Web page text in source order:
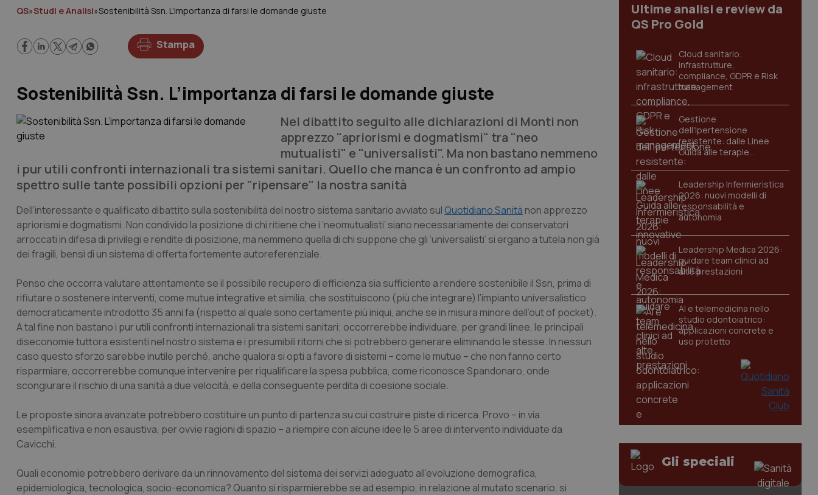
QS»Studi e Analisi»Sostenibilità Ssn. L’importanza di farsi le domande giuste
Stampa
Sostenibilità Ssn. L’importanza di farsi le domande giuste
Nel dibattito seguito alle dichiarazioni di Monti non
apprezzo "apriorismi e dogmatismi" tra "neo
mutualisti" e "universalisti". Ma non bastano nemmeno
i pur utili confronti internazionali tra sistemi sanitari. Quello che manca è un confronto ad ampio
spettro sulle tante possibili opzioni per "ripensare" la nostra sanità
Dell’interessante e qualificato dibattito sulla sostenibilità del nostro sistema sanitario avviato sul Quotidiano Sanità non apprezzo
apriorismi e dogmatismi. Non condivido la posizione di chi ritiene che i ‘neomutualisti’ siano necessariamente dei conservatori
arroccati in difesa di privilegi e rendite di posizione, ma nemmeno quella di chi suppone che gli ‘universalisti’ si ergano a tutela non già
dei fragili, bensì di un sistema di offerta fortemente autoreferenziale.
Penso che occorra valutare attentamente se il possibile recupero di efficienza sia sufficiente a rendere sostenibile il Ssn, prima di
rifiutare o sostenere interventi, come mutue integrative et similia, che sostituiscono (più che integrare) l’impianto universalistico
democraticamente introdotto 35 anni fa (rispetto al quale sono certamente più iniqui, anche se in misura minore dell’out of pocket).
A tal fine non bastano i pur utili confronti internazionali tra sistemi sanitari; occorrerebbe individuare, per grandi linee, le principali
diseconomie tuttora esistenti nel nostro sistema e i presumibili ritorni che si potrebbero generare eliminando le stesse. In nessun
caso questo sforzo sarebbe inutile perché, anche qualora si opti a favore di sistemi – come le mutue – che non fanno certo
risparmiare, occorrerebbe comunque intervenire per riqualificare la spesa pubblica, come riconosce Spandonaro, onde
scongiurare il rischio di una sanità a due velocità, e della conseguente perdita di coesione sociale.
Le proposte sinora avanzate potrebbero costituire un punto di partenza su cui costruire piste di ricerca. Provo – in via
esemplificativa e non esaustiva, per ovvie ragioni di spazio – a riempire con alcune idee le 5 aree di intervento individuate da
Cavicchi.
Quali economie potrebbero derivare da un rinnovamento del sistema dei servizi adeguato all’evoluzione demografica,
epidemiologica, tecnologica, socio-economica? Quanto si risparmierebbe se ad esempio, in relazione al mutato scenario, si
Ultime analisi e review da
QS Pro Gold
Cloud sanitario:
infrastrutture,
compliance, GDPR e Risk
management
Gestione
dell'Ipertensione
resistente: dalle Linee
Guida alle terapie
innovative
Leadership Infermieristica
2026: nuovi modelli di
responsabilità e
autonomia
Leadership Medica 2026:
guidare team clinici ad
alte prestazioni
AI e telemedicina nello
studio odontoiatrico:
applicazioni concrete e
uso protetto
Gli speciali